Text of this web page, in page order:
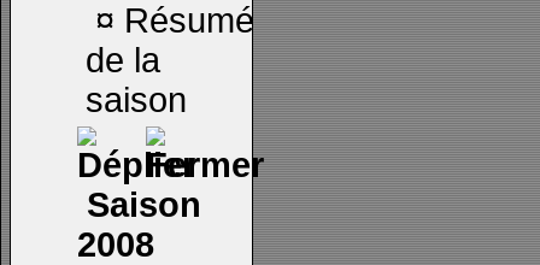
¤ Résumé
de la
saison
Saison
2008